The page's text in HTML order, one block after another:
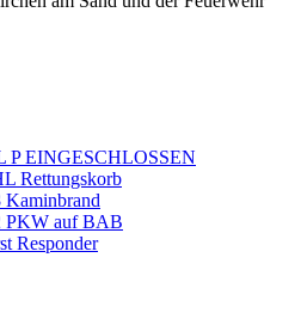
P EINGESCHLOSSEN
Rettungskorb
Kaminbrand
PKW auf BAB
Responder